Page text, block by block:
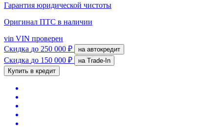
Гарантия юридической чистоты
Оригинал ПТС в наличии
vin VIN проверен
Скидка до 250 000 ₽ на автокредит
Скидка до 150 000 ₽
на Trade-In
Купить в кредит